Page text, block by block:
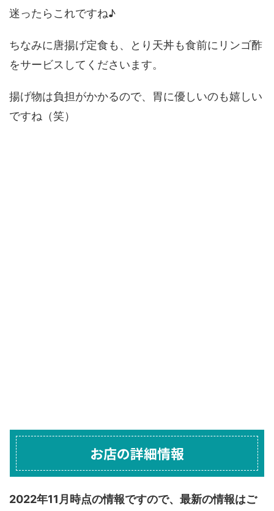
迷ったらこれですね♪
ちなみに唐揚げ定食も、とり天丼も食前にリンゴ酢
をサービスしてくださいます。
揚げ物は負担がかかるので、胃に優しいのも嬉しい
ですね（笑）
お店の詳細情報
2022年11月時点の情報ですので、最新の情報はご